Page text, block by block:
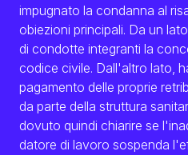
impugnato la condanna al
obiezioni principali. Da un
di condotte integranti la
codice civile. Dall'altro lato,
pagamento delle proprie
da parte della struttura
dovuto quindi chiarire se
datore di lavoro sospenda